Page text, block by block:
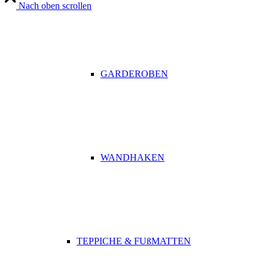
GARDEROBEN
WANDHAKEN
TEPPICHE & FUßMATTEN
Nach oben scrollen